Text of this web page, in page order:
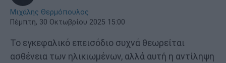
Μιχάλης Θερμόπουλος
Πέμπτη, 30 Οκτωβρίου 2025 15:00
Το εγκεφαλικό επεισόδιο συχνά θεωρείται
ασθένεια των ηλικιωμένων, αλλά αυτή η αντίληψη